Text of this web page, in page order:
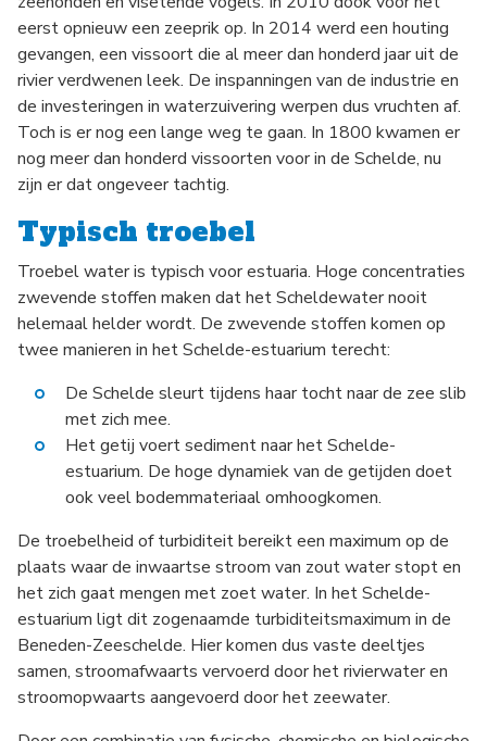
eerst opnieuw een zeeprik op. In 2014 werd een houting
gevangen, een vissoort die al meer dan honderd jaar uit de
rivier verdwenen leek. De inspanningen van de industrie en
de investeringen in waterzuivering werpen dus vruchten af.
Toch is er nog een lange weg te gaan. In 1800 kwamen er
nog meer dan honderd vissoorten voor in de Schelde, nu
zijn er dat ongeveer tachtig.
Typisch troebel
Troebel water is typisch voor estuaria. Hoge concentraties
zwevende stoffen maken dat het Scheldewater nooit
helemaal helder wordt. De zwevende stoffen komen op
twee manieren in het Schelde-estuarium terecht:
De Schelde sleurt tijdens haar tocht naar de zee slib
met zich mee.
Het getij voert sediment naar het Schelde-
estuarium. De hoge dynamiek van de getijden doet
ook veel bodemmateriaal omhoogkomen.
De troebelheid of turbiditeit bereikt een maximum op de
plaats waar de inwaartse stroom van zout water stopt en
het zich gaat mengen met zoet water. In het Schelde-
estuarium ligt dit zogenaamde turbiditeitsmaximum in de
Beneden-Zeeschelde. Hier komen dus vaste deeltjes
samen, stroomafwaarts vervoerd door het rivierwater en
stroomopwaarts aangevoerd door het zeewater.